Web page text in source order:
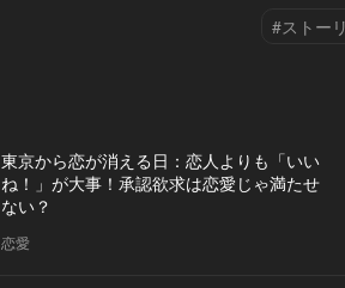
#ストー
東京から恋が消える日：恋人よりも「いい
ね！」が大事！承認欲求は恋愛じゃ満たせ
ない？
恋愛